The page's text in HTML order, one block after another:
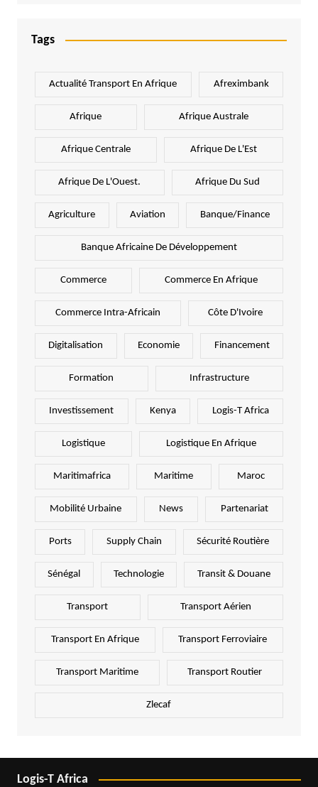
Tags
Actualité Transport En Afrique Afreximbank
Afrique Afrique Australe
Afrique Centrale Afrique De L'Est
Afrique De L'Ouest. Afrique Du Sud
Agriculture Aviation Banque/Finance
Banque Africaine De Développement
Commerce Commerce En Afrique
Commerce Intra-Africain Côte D'Ivoire
Digitalisation Economie Financement
Formation Infrastructure
Investissement Kenya Logis-T Africa
Logistique Logistique En Afrique
Maritimafrica Maritime Maroc
Mobilité Urbaine News Partenariat
Ports Supply Chain Sécurité Routière
Sénégal Technologie Transit & Douane
Transport Transport Aérien
Transport En Afrique Transport Ferroviaire
Transport Maritime Transport Routier
Zlecaf
Logis-T Africa